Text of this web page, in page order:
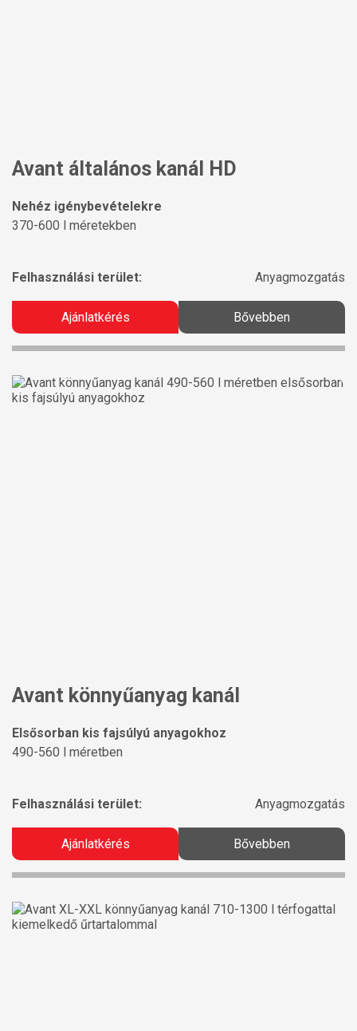
Avant általános kanál HD
Nehéz igénybevételekre
370-600 l méretekben
Felhasználási terület: Anyagmozgatás
Ajánlatkérés Bővebben
Avant könnyűanyag kanál
Elsősorban kis fajsúlyú anyagokhoz
490-560 l méretben
Felhasználási terület: Anyagmozgatás
Ajánlatkérés Bővebben